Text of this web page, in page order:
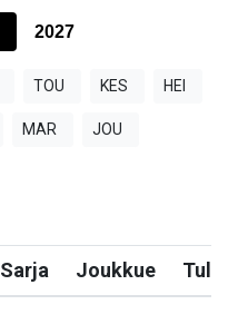
2027
TOU KES HEI
MAR JOU
Sarja Joukkue